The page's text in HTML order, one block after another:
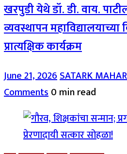
खरपुडी येथे डॉ. डी. वाय.
व्यवस्थापन महाविद्यालयाच्या
प्रात्यक्षिक कार्यक्रम
June 21, 2026SATARK
Comments0 min read